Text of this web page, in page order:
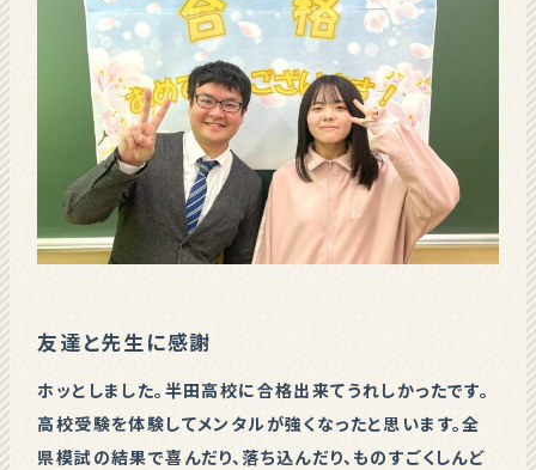
友達と先生に感謝
ホッとしました。半田高校に合格出来てうれしかったです。
高校受験を体験してメンタルが強くなったと思います。全
県模試の結果で喜んだり、落ち込んだり、ものすごくしんど